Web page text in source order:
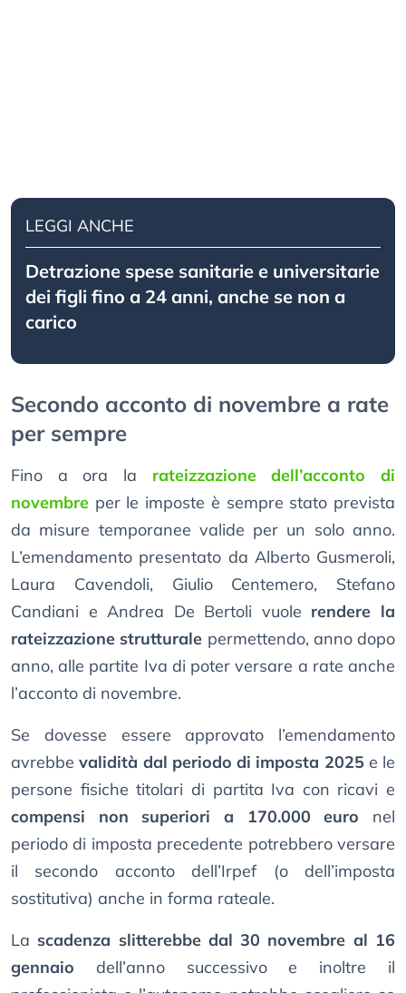
LEGGI ANCHE
Detrazione spese sanitarie e universitarie
dei figli fino a 24 anni, anche se non a
carico
Secondo acconto di novembre a rate
per sempre
Fino a ora la rateizzazione dell’acconto di
novembre per le imposte è sempre stato prevista
da misure temporanee valide per un solo anno.
L’emendamento presentato da Alberto Gusmeroli,
Laura Cavendoli, Giulio Centemero, Stefano
Candiani e Andrea De Bertoli vuole rendere la
rateizzazione strutturale permettendo, anno dopo
anno, alle partite Iva di poter versare a rate anche
l’acconto di novembre.
Se dovesse essere approvato l’emendamento
avrebbevalidità dal periodo di imposta 2025 e le
persone fisiche titolari di partita Iva con ricavi e
compensi non superiori a 170.000 euro nel
periodo di imposta precedente potrebbero versare
il secondo acconto dell’Irpef (o dell’imposta
sostitutiva) anche in forma rateale.
La scadenza slitterebbe dal 30 novembre al 16
gennaio dell’anno successivo e inoltre il